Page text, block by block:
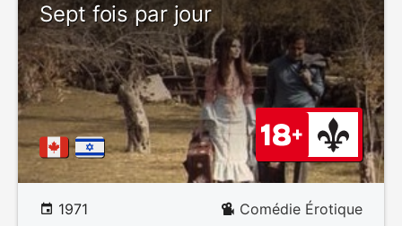
Sept fois par jour
1971 Comédie Érotique